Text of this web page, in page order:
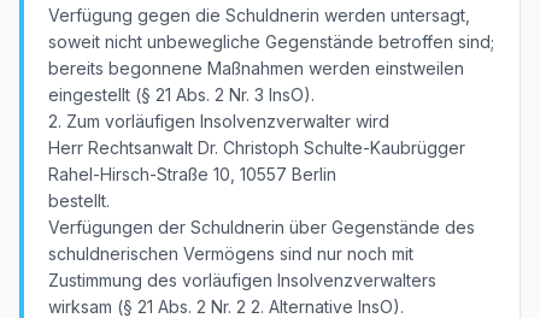
Verfügung gegen die Schuldnerin werden untersagt,
soweit nicht unbewegliche Gegenstände betroffen sind;
bereits begonnene Maßnahmen werden einstweilen
eingestellt (§ 21 Abs. 2 Nr. 3 InsO).
2. Zum vorläufigen Insolvenzverwalter wird
Herr Rechtsanwalt Dr. Christoph Schulte-Kaubrügger
Rahel-Hirsch-Straße 10, 10557 Berlin
bestellt.
Verfügungen der Schuldnerin über Gegenstände des
schuldnerischen Vermögens sind nur noch mit
Zustimmung des vorläufigen Insolvenzverwalters
wirksam (§ 21 Abs. 2 Nr. 2 2. Alternative InsO).